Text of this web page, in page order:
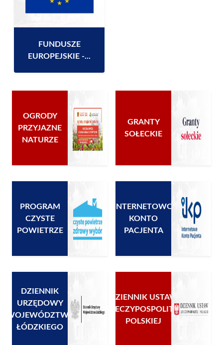
FUNDUSZE
EUROPEJSKIE -...
OGRODY
PRZYJAZNE
NATURZE
GRANTY
SOŁECKIE
PROGRAM
CZYSTE
POWIETRZE
INTERNETOWO
KONTO
PACJENTA
DZIENNIK
URZĘDOWY
WOJEWÓDZTWA
ŁÓDZKIEGO
DZIENNIK USTAW
RZECZYPOSPOLITEJ
POLSKIEJ